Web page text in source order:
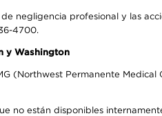
negligencia profesional y las
4700.
y Washington
(Northwest Permanente
no están disponibles